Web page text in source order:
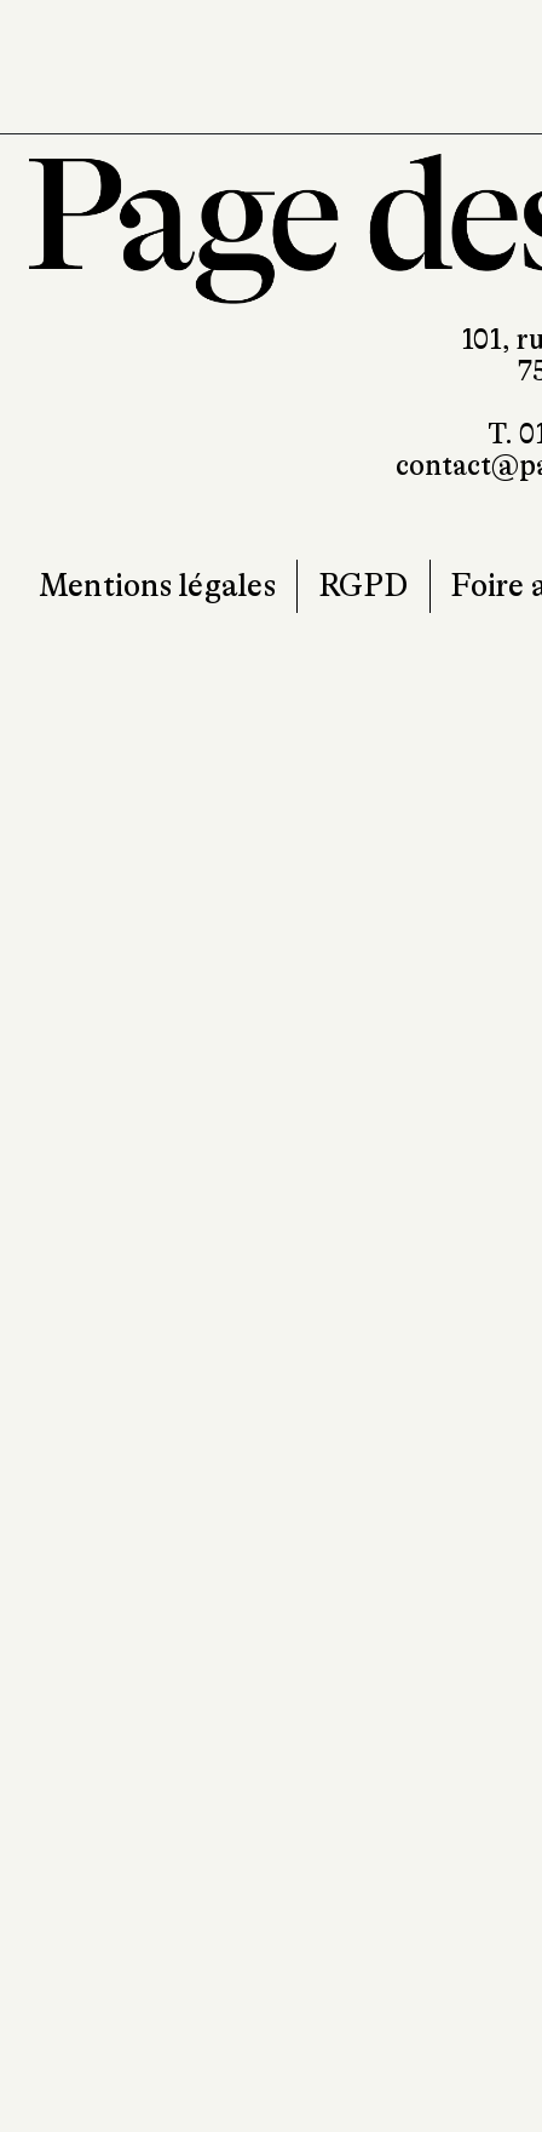
101,
T.
Mentions légales RGPD Foire